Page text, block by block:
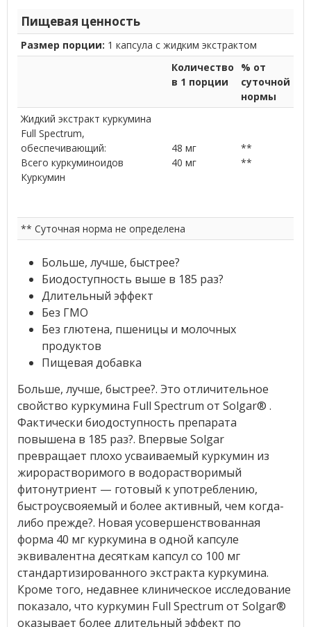
Пищевая ценность
Размер порции: 1 капсула с жидким экстрактом
Количество
в 1 порции
% от
суточной
нормы
Жидкий экстракт куркумина
Full Spectrum,
обеспечивающий:
Всего куркуминоидов
Куркумин
48 мг
40 мг
**
**
** Суточная норма не определена
Больше, лучше, быстрее?
Биодоступность выше в 185 раз?
Длительный эффект
Без ГМО
Без глютена, пшеницы и молочных
продуктов
Пищевая добавка
Больше, лучше, быстрее?. Это отличительное
свойство куркумина Full Spectrum от Solgar® .
Фактически биодоступность препарата
повышена в 185 раз?. Впервые Solgar
превращает плохо усваиваемый куркумин из
жирорастворимого в водорастворимый
фитонутриент — готовый к употреблению,
быстроусвояемый и более активный, чем когда-
либо прежде?. Новая усовершенствованная
форма 40 мг куркумина в одной капсуле
эквивалентна десяткам капсул со 100 мг
стандартизированного экстракта куркумина.
Кроме того, недавнее клиническое исследование
показало, что куркумин Full Spectrum от Solgar®
оказывает более длительный эффект по